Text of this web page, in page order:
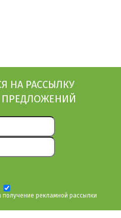
НА РАССЫЛКУ
рекламной рассылки